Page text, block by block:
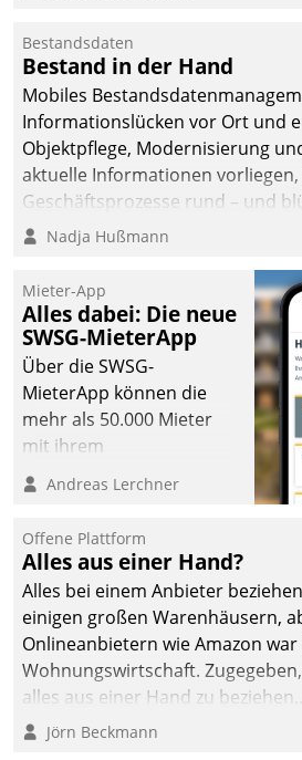
Einsparungen durch optimierte
Prozesse. Doch man darf nicht
mit der Einführung einer neuen
getan. Die Digitalisierung
die Bereitschaft, sich zu
und zu verändern.
Bestandsdaten
Bestand in der Hand
Mobiles
Informationslücken vor Ort und
Objektpflege, Modernisierung
aktuelle Informationen
Geschäftsprozesse rund – und
Nadja Hußmann
Mieter-App
Alles dabei: Die neue
SWSG-MieterApp
Über die SWSG-
MieterApp können die
mehr als 50.000 Mieter
mit ihrem
Wohnungsunternehmen
kommunizieren, auf dem
einsehen und ändern
oder
Schadensmeldungen
abgeben – rund um die
Uhr.
Andreas Lerchner
Offene Plattform
Alles aus einer Hand?
Alles bei einem Anbieter
einigen großen Warenhäusern,
Onlineanbietern wie Amazon
Wohnungswirtschaft.
alles aus einer Hand zu beziehen...
Jörn Beckmann